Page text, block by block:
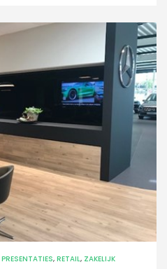
PRESENTATIES, RETAIL, ZAKELIJK